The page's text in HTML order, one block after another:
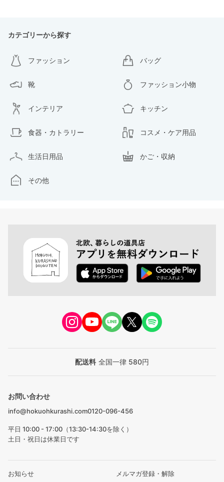
カテゴリーから探す
ファッション バッグ
靴 ファッション小物
インテリア キッチン
食器・カトラリー コスメ・ケア用品
生活日用品 かご・収納
その他
配送料 全国一律 580円
お問い合わせ
info@hokuohkurashi.com0120-096-456
平日 10:00 - 17:00（13:30-14:30を除く）
土日・祝日は休業日です
お知らせ メルマガ登録・解除